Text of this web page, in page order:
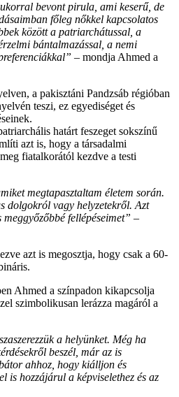
bevont pirula, ami keserű, de
főleg nőkkel kapcsolatos
között a patriarchátussal, a
bántalmazással, a nemi
– mondja Ahmed a
a pakisztáni Pandzsáb régióban
teszi, ez egyediséget és
határt feszeget sokszínű
azt is, hogy a társadalmi
fiatalkorától kezdve a testi
megtapasztaltam életem során.
dolgokról vagy helyzetekről. Azt
meggyőzőbbé fellépéseimet” –
azt is megosztja, hogy csak a 60-
Ahmed a színpadon kikapcsolja
szimbolikusan lerázza magáról a
a helyünket. Még ha
beszél, már az is
ahhoz, hogy kiálljon és
is hozzájárul a képviselethez és az